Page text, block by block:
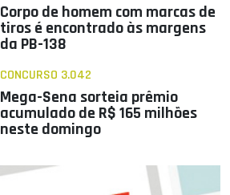
Corpo de homem com marcas de
tiros é encontrado às margens
da PB-138
CONCURSO 3.042
Mega-Sena sorteia prêmio
acumulado de R$ 165 milhões
neste domingo